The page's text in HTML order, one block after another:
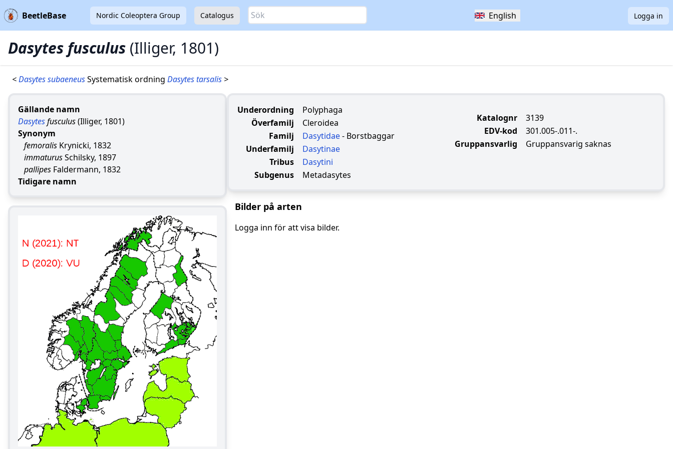
BeetleBase Nordic Coleoptera Group Catalogus Sök English Logga in
Dasytes fusculus (Illiger, 1801)
<Dasytes subaeneusSystematisk ordning Dasytes tarsalis >
Gällande namn
Dasytesfusculus(Illiger, 1801)
Synonym
femoralis Krynicki, 1832
immaturusSchilsky, 1897
pallipes Faldermann, 1832
Tidigare namn
Underordning
Polyphaga
Överfamilj
Cleroidea
Familj
Dasytidae- Borstbaggar
Underfamilj
Dasytinae
Tribus
Dasytini
Subgenus
Metadasytes
Katalognr
3139
EDV-kod
301.005-.011-.
Gruppansvarlig
Gruppansvarig saknas
Bilder på arten
Logga inn för att visa bilder.